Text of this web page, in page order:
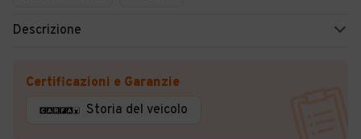
Descrizione
Certificazioni e Garanzie
Storia del veicolo